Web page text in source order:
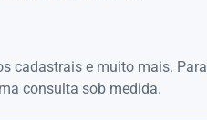
cadastrais e muito mais. Para
consulta sob medida.